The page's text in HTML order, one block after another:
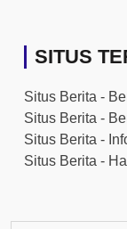
SITUS
Situs Berita -
Situs Berita -
Situs Berita -
Situs Berita -